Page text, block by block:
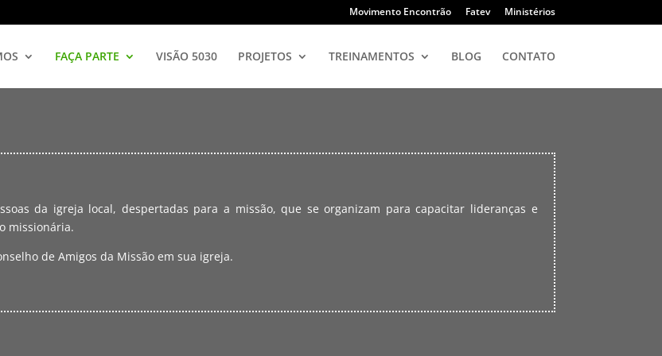
Movimento Encontrão Fatev Ministérios
FAÇA PARTE VISÃO 5030 PROJETOS TREINAMENTOS BLOG CONTATO
da igreja local, despertadas para a missão, que se organizam para capacitar lideranças e
missionária.
de Amigos da Missão em sua igreja.